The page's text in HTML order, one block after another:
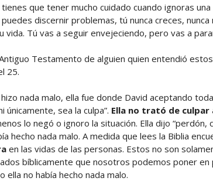
tienes que tener mucho cuidado cuando ignoras
discernir problemas, tú nunca creces,
vida. Tú vas a seguir envejeciendo, pero vas a
Testamento de alguien quien entendió
25.
nada malo, ella fue donde David aceptando
únicamente, sea la culpa”. Ella no trató de culpar
lo negó o ignoro la situación. Ella dijo “perdón,
hecho nada malo. A medida que lees la Biblia
en las vidas de las personas. Estos no son
bíblicamente que nosotros podemos poner en
ella no había hecho nada malo.